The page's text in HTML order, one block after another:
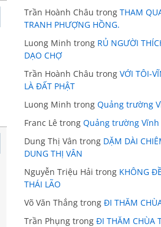
Trần Hoành Châu trong THAM
TRANH PHƯỢNG HỒNG.
Luong Minh trong RỦ NGƯỜI
DẠO CHỢ
Trần Hoành Châu trong VỚI TÔI-
LÀ ĐẤT PHẬT
Luong Minh trong Quảng trường
Franc Lê trong Quảng trường Vĩnh
Dung Thị Vân trong DẶM DÀI
DUNG THỊ VÂN
Nguyễn Triệu Hải trong KHÔNG
THÁI LÃO
Võ Văn Thắng trong ĐI THĂM
Trần Phụng trong ĐI THĂM CHÙA